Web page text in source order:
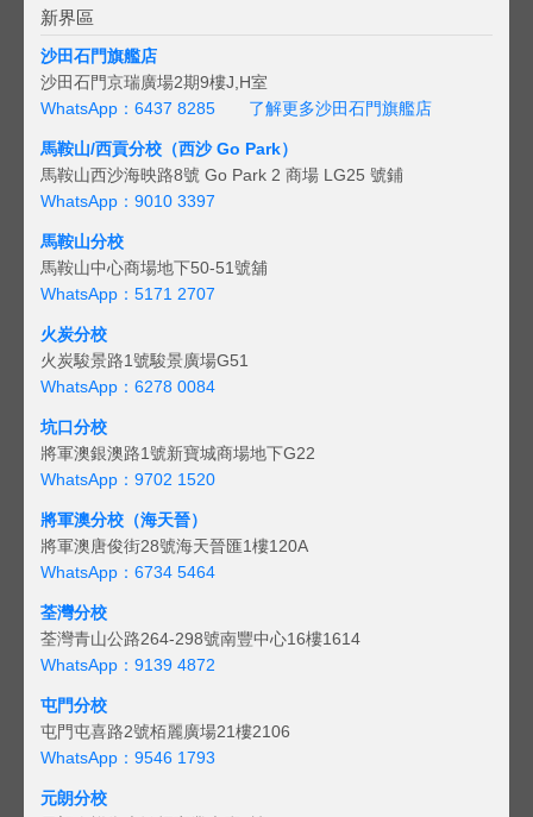
新界區
沙田石門旗艦店
沙田石門京瑞廣場2期9樓J,H室
WhatsApp：6437 8285
了解更多沙田石門旗艦店
馬鞍山/西貢分校（西沙 Go Park）
馬鞍山西沙海映路8號 Go Park 2 商場 LG25 號鋪
WhatsApp：9010 3397
馬鞍山分校
馬鞍山中心商場地下50-51號舖
WhatsApp：5171 2707
火炭分校
火炭駿景路1號駿景廣場G51
WhatsApp：6278 0084
坑口分校
將軍澳銀澳路1號新寶城商場地下G22
WhatsApp：9702 1520
將軍澳分校（海天晉）
將軍澳唐俊街28號海天晉匯1樓120A
WhatsApp：6734 5464
荃灣分校
荃灣青山公路264-298號南豐中心16樓1614
WhatsApp：9139 4872
屯門分校
屯門屯喜路2號栢麗廣場21樓2106
WhatsApp：9546 1793
元朗分校